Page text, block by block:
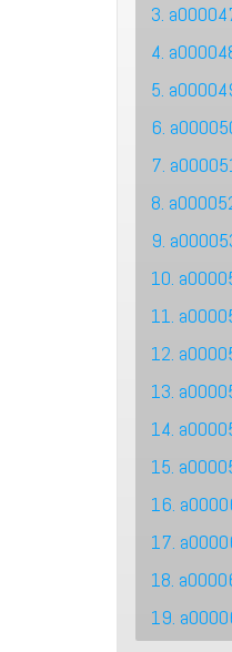
3.
4.
5.
6.
7.
8.
9.
10.
11.
12.
13.
14.
15.
16.
17.
18.
19.